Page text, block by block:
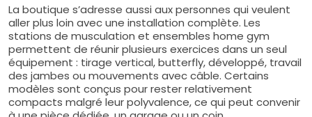
La boutique s’adresse aussi aux personnes qui veulent
aller plus loin avec une installation complète. Les
stations de musculation et ensembles home gym
permettent de réunir plusieurs exercices dans un seul
équipement : tirage vertical, butterfly, développé, travail
des jambes ou mouvements avec câble. Certains
modèles sont conçus pour rester relativement
compacts malgré leur polyvalence, ce qui peut convenir